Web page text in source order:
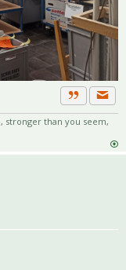
Zitat
stronger than you seem,